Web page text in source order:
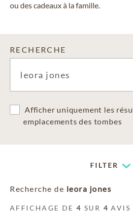
ou des cadeaux à la famille.
RECHERCHE
Afficher uniquement les
emplacements des tombes
FILTER
Recherche de leora jones
AFFICHAGE DE4 SUR 4 AVIS